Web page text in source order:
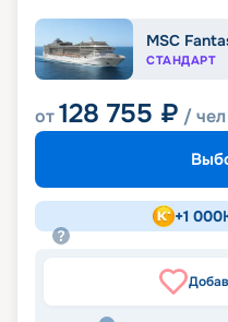
MSC
СТАНДАРТ
от128 755 ₽ / чел
+1 000